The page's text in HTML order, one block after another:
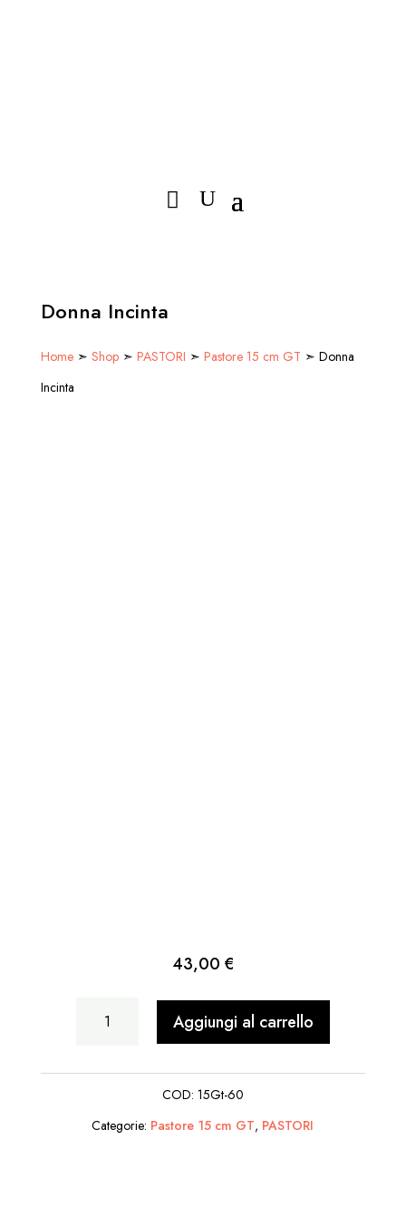
Donna Incinta
Home➣ Shop➣ PASTORI ➣ Pastore 15 cm GT ➣ Donna
Incinta
43,00 €
Donna
quantità
Aggiungi al carrello
COD: 15Gt-60
Categorie: Pastore 15 cm GT, PASTORI